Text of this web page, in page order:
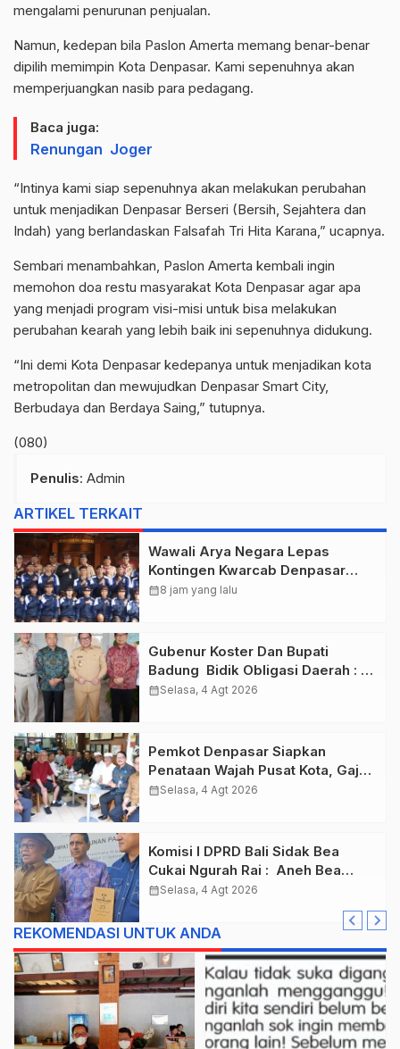
mengalami penurunan penjualan.
Namun, kedepan bila Paslon Amerta memang benar-benar
dipilih memimpin Kota Denpasar. Kami sepenuhnya akan
memperjuangkan nasib para pedagang.
Baca juga:
Renungan Joger
“Intinya kami siap sepenuhnya akan melakukan perubahan
untuk menjadikan Denpasar Berseri (Bersih, Sejahtera dan
Indah) yang berlandaskan Falsafah Tri Hita Karana,” ucapnya.
Sembari menambahkan, Paslon Amerta kembali ingin
memohon doa restu masyarakat Kota Denpasar agar apa
yang menjadi program visi-misi untuk bisa melakukan
perubahan kearah yang lebih baik ini sepenuhnya didukung.
“Ini demi Kota Denpasar kedepanya untuk menjadikan kota
metropolitan dan mewujudkan Denpasar Smart City,
Berbudaya dan Berdaya Saing,” tutupnya.
(080)
Penulis: Admin
ARTIKEL TERKAIT
Wawali Arya Negara Lepas
Kontingen Kwarcab Denpasar
Menuju Jambore Nasional XII
calendar_month8 jam yang lalu
Gubenur Koster Dan Bupati
Badung Bidik Obligasi Daerah :
Gaspol Bangun Infrastruktur
calendar_monthSelasa, 4 Agt 2026
Pemkot Denpasar Siapkan
Penataan Wajah Pusat Kota, Gajah
Mada Jadi Salah Satu Kawasan
calendar_monthSelasa, 4 Agt 2026
Komisi I DPRD Bali Sidak Bea
Cukai Ngurah Rai : Aneh Bea
Cukai Tolak berikan List Data
calendar_monthSelasa, 4 Agt 2026
REKOMENDASI UNTUK ANDA